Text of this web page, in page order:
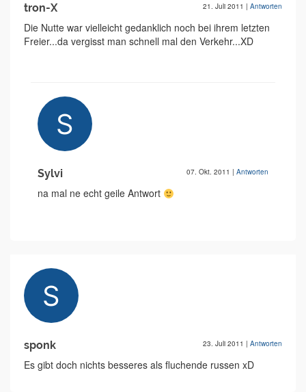
tron-X 21. Juli 2011 | Antworten
Die Nutte war vielleicht gedanklich noch bei ihrem letzten
Freier...da vergisst man schnell mal den Verkehr...XD
Sylvi 07. Okt. 2011 | Antworten
na mal ne echt geile Antwort
sponk 23. Juli 2011 | Antworten
Es gibt doch nichts besseres als fluchende russen xD